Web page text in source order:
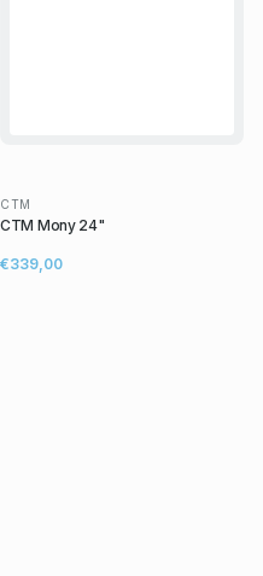
CTM
CTM Mony 24"
€339,00